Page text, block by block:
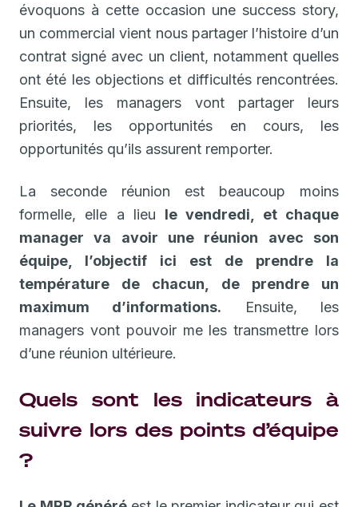
évoquons à cette occasion une success story,
un commercial vient nous partager l’histoire d’un
contrat signé avec un client, notamment quelles
ont été les objections et difficultés rencontrées.
Ensuite, les managers vont partager leurs
priorités, les opportunités en cours, les
opportunités qu’ils assurent remporter.
La seconde réunion est beaucoup moins
formelle, elle a lieu le vendredi, et chaque
manager va avoir une réunion avec son
équipe, l’objectif ici est de prendre la
température de chacun, de prendre un
maximum d’informations. Ensuite, les
managers vont pouvoir me les transmettre lors
d’une réunion ultérieure.
Quels sont les indicateurs à
suivre lors des points d’équipe
?